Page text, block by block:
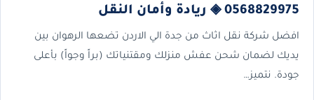
0568829975 ◈ ريادة وأمان النقل
افضل شركة نقل اثاث من جدة الي الاردن تضعها الرهوان بين
يديك لضمان شحن عفش منزلك ومقتنياتك (براً وجواً) بأعلى
جودة. نتميز…